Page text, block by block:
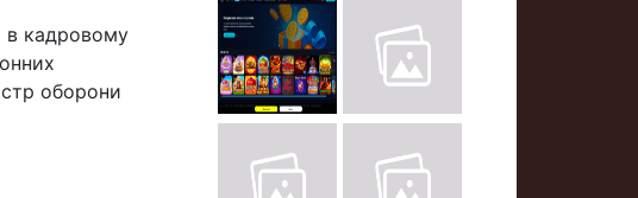
в кадровому
оборони